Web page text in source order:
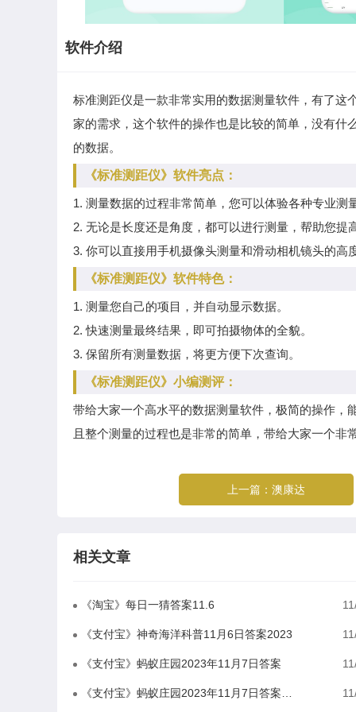
软件介绍
标准测距仪是一款非常实用的数据测量软件，有了
家的需求，这个软件的操作也是比较的简单，没有
的数据。
《标准测距仪》软件亮点：
1. 测量数据的过程非常简单，您可以体验各种专业测
2. 无论是长度还是角度，都可以进行测量，帮助您提
3. 你可以直接用手机摄像头测量和滑动相机镜头的高
《标准测距仪》软件特色：
1. 测量您自己的项目，并自动显示数据。
2. 快速测量最终结果，即可拍摄物体的全貌。
3. 保留所有测量数据，将更方便下次查询。
《标准测距仪》小编测评：
带给大家一个高水平的数据测量软件，极简的操作
且整个测量的过程也是非常的简单，带给大家一个非
上一篇： 澳康达
相关文章
《淘宝》每日一猜答案11.6
《支付宝》神奇海洋科普11月6日答案2023
《支付宝》蚂蚁庄园2023年11月7日答案
《支付宝》蚂蚁庄园2023年11月7日答案分享